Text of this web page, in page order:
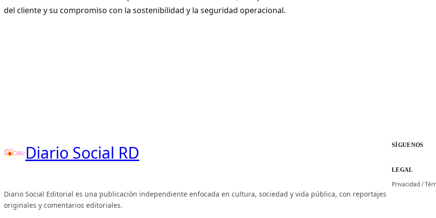
del cliente y su compromiso con la sostenibilidad y la seguridad operacional.
Diario Social RD
Diario Social Editorial es una publicación independiente enfocada en cultura, sociedad y vida pública, con reportajes
originales y comentarios editoriales.
SÍGUENOS
LEGAL
Privacidad/